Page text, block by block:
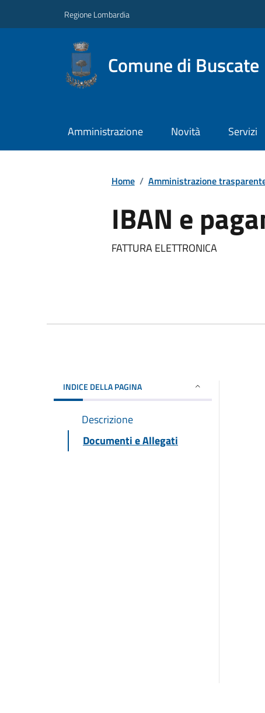
Regione Lombardia
Comune di Buscate
Amministrazione Novità Servizi
Home / Amministrazione
IBAN e
FATTURA ELETTRONICA
INDICE DELLA PAGINA
Descrizione
Documenti e Allegati